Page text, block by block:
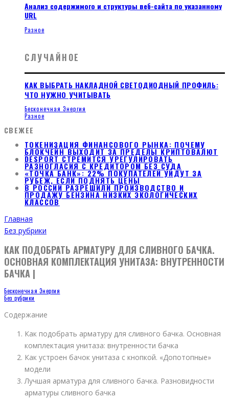
Анализ содержимого и структуры веб-сайта по указанному
URL
Разное
СЛУЧАЙНОЕ
КАК ВЫБРАТЬ НАКЛАДНОЙ СВЕТОДИОДНЫЙ ПРОФИЛЬ:
ЧТО НУЖНО УЧИТЫВАТЬ
Бесконечная Энергия
Разное
СВЕЖЕЕ
ТОКЕНИЗАЦИЯ ФИНАНСОВОГО РЫНКА: ПОЧЕМУ
БЛОКЧЕЙН ВЫХОДИТ ЗА ПРЕДЕЛЫ КРИПТОВАЛЮТ
DESPORT СТРЕМИТСЯ УРЕГУЛИРОВАТЬ
РАЗНОГЛАСИЯ С КРЕДИТОРОМ БЕЗ СУДА
«ТОЧКА БАНК»: 22% ПОКУПАТЕЛЕЙ УЙДУТ ЗА
РУБЕЖ, ЕСЛИ ПОДНЯТЬ ЦЕНЫ
В РОССИИ РАЗРЕШИЛИ ПРОИЗВОДСТВО И
ПРОДАЖУ БЕНЗИНА НИЗКИХ ЭКОЛОГИЧЕСКИХ
КЛАССОВ
Главная
Без рубрики
КАК ПОДОБРАТЬ АРМАТУРУ ДЛЯ СЛИВНОГО БАЧКА.
ОСНОВНАЯ КОМПЛЕКТАЦИЯ УНИТАЗА: ВНУТРЕННОСТИ
БАЧКА |
Бесконечная Энергия
Без рубрики
Содержание
Как подобрать арматуру для сливного бачка. Основная
комплектация унитаза: внутренности бачка
Как устроен бачок унитаза с кнопкой. «Допотопные»
модели
Лучшая арматура для сливного бачка. Разновидности
арматуры сливного бачка